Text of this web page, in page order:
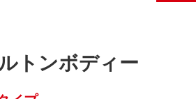
トンボディー